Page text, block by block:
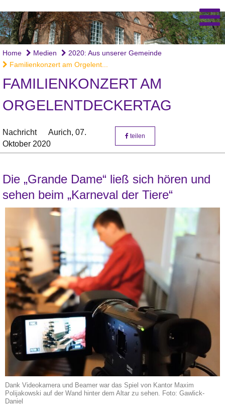
Home Medien
2020: Aus unserer Gemeinde
Familienkonzert am Orgelent...
FAMILIENKONZERT AM
ORGELENTDECKERTAG
Nachricht Aurich, 07.
Oktober 2020
teilen
Die „Grande Dame“ ließ sich hören und
sehen beim „Karneval der Tiere“
Dank Videokamera und Beamer war das Spiel von Kantor Maxim
Polijakowski auf der Wand hinter dem Altar zu sehen. Foto: Gawlick-
Daniel